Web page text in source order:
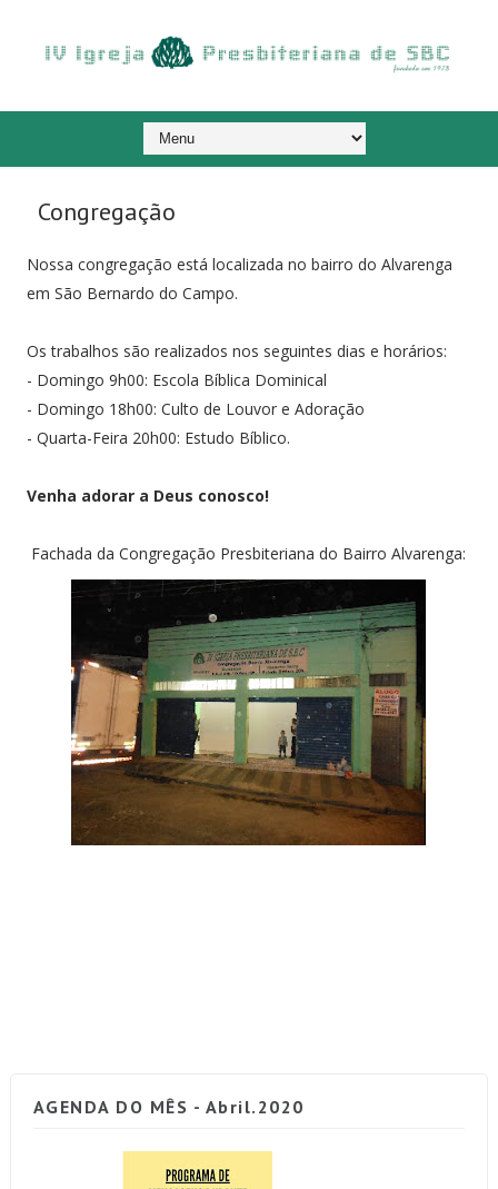
Congregação
Nossa congregação está localizada no bairro do Alvarenga
em São Bernardo do Campo.
Os trabalhos são realizados nos seguintes dias e horários:
- Domingo 9h00: Escola Bíblica Dominical
- Domingo 18h00: Culto de Louvor e Adoração
- Quarta-Feira 20h00: Estudo Bíblico.
Venha adorar a Deus conosco!
Fachada da Congregação Presbiteriana do Bairro Alvarenga:
AGENDA DO MÊS - Abril.2020